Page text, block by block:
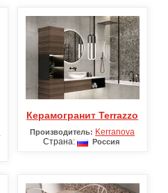
Керамогранит Terrazzo
Производитель: Kerranova
Страна:
Россия